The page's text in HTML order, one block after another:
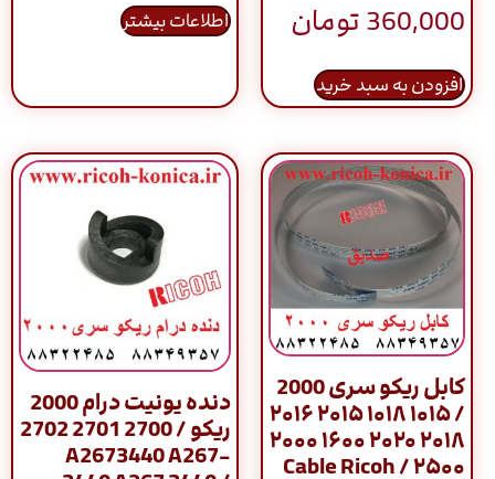
360,000تومان
افزودن به سبد خرید
اطلاعات بیشتر
کابل ریکو سری 2000
/ ۱۰۱۵ ۱۰۱۸ ۲۰۱۵ ۲۰۱۶
۲۰۱۸ ۲۰۲۰ ۱۶۰۰ ۲۰۰۰
۲۵۰۰ / Cable Ricoh
دنده یونیت درام 2000
ریکو / 2700 2701 2702
A2673440 A267-